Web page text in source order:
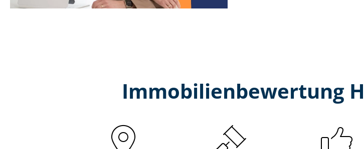
Immobilien­bewertung